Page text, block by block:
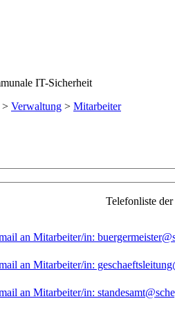
> Verwaltung > Mitarbeiter
Telefonliste